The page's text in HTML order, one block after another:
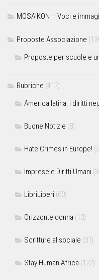
MOSAIKON – Voci e
Proposte Associazione
Proposte per scuole e
Rubriche (417)
America latina: i diritti
Buone Notizie (8)
Hate Crimes in Europe!
Imprese e Diritti Umani
LibriLiberi (60)
Orizzonte donna (13)
Scritture al sociale (31)
Stay Human Africa (122)